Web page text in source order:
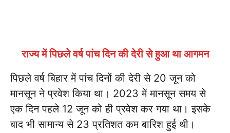
राज्य में पिछले वर्ष पांच दिन की देरी से हुआ था आगमन
पिछले वर्ष बिहार में पांच दिनों की देरी से 20 जून को
मानसून ने प्रवेश किया था। 2023 में मानसून समय से
एक दिन पहले 12 जून को ही प्रवेश कर गया था। इसके
बाद भी सामान्य से 23 प्रतिशत कम बारिश हुई थी।